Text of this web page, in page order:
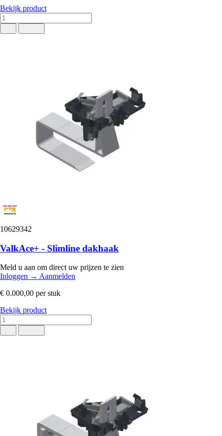
Bekijk product
10629342
ValkAce+ - Slimline dakhaak
Meld u aan om direct uw prijzen te zien
Inloggen → Aanmelden
€ 0.000,00 per stuk
Bekijk product